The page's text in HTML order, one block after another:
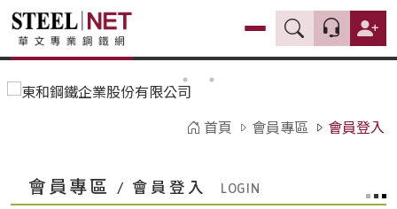
首頁 會員專區 會員登入
會員專區 / 會員登入